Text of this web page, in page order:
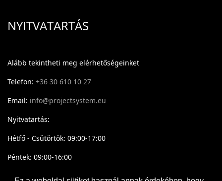
NYITVATARTÁS
Alább tekintheti meg elérhetőségeinket
Telefon: +36 30 610 10 27
Email: info@projectsystem.eu
Nyitvatartás:
Hétfő - Csütörtök: 09:00-17:00
Péntek: 09:00-16:00